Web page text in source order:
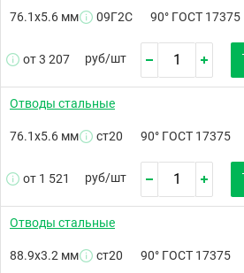
76.1х5.6 мм 09Г2С 90° ГОСТ 17375
от 3 207 руб/шт
Отводы стальные
76.1х5.6 мм ст20 90° ГОСТ 17375
от 1 521 руб/шт
Отводы стальные
88.9х3.2 мм ст20 90° ГОСТ 17375